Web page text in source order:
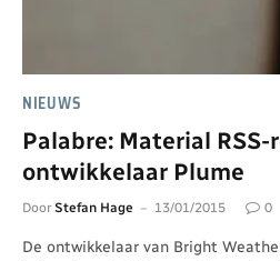
NIEUWS
Palabre: Material RSS-
ontwikkelaar Plume
Door Stefan Hage 13/01/2015 0
De ontwikkelaar van Bright